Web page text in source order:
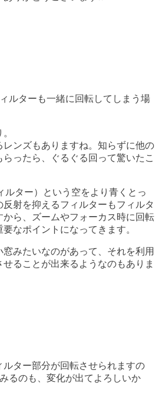
ルターも一緒に回転してしまう場
レンズもありますね。知らずに他の
らったら、ぐるぐる回って驚いたこ
ルター）という空をより青くとっ
射を抑えるフィルターもフィルタ
ら、ズームやフォーカス時に回転
なポイントになってきます。
みたいなのがあって、それを利用
ることが出来るようなのもありま
ルター部分が回転させられますの
るのも、変化が出てよろしいか